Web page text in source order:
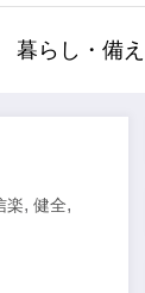
暮らし・備え
楽, 健全,